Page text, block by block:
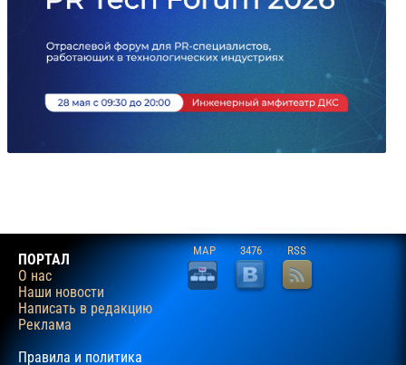
ПОРТАЛ
О нас
Наши новости
Написать в редакцию
Реклама
Правила и политика
MAP 3476 RSS